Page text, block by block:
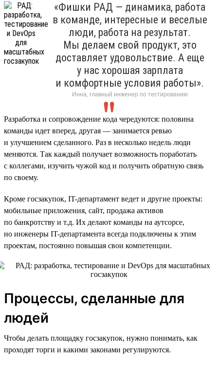
«Фишки РАД — динамика, работа
в команде, интересные и веселые
люди, работа на результат.
Мы делаем свой продукт, это
доставляет удовольствие. А еще
у нас хорошая зарплата
и комфортные условия работы».
Инна, главный инженер по тестированию
Разработка и сопровождение кода чередуются: половина
команды идет вперед, другая — занимается ревью
и улучшением сделанного. Раз в несколько недель люди
меняются. Так каждый получает возможность поработать
с коллегами, изучить чужой код и получить обратную связь
по своему.
Кроме госзакупок, IT-департамент ведет и другие проекты:
мобильные приложения, сайт, продажа активов
по банкротству и т.д. Их делают команды на аутсорсе,
но инженеры IT-департамента всегда подключены к этим
проектам, постоянно повышая свои компетенции.
Процессы, сделанные для
людей
Чтобы делать площадку госзакупок, нужно понимать, как
проходят торги и какими законами регулируются.